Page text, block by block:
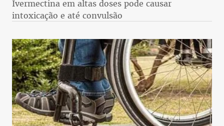
Ivermectina em altas doses pode causar
intoxicação e até convulsão